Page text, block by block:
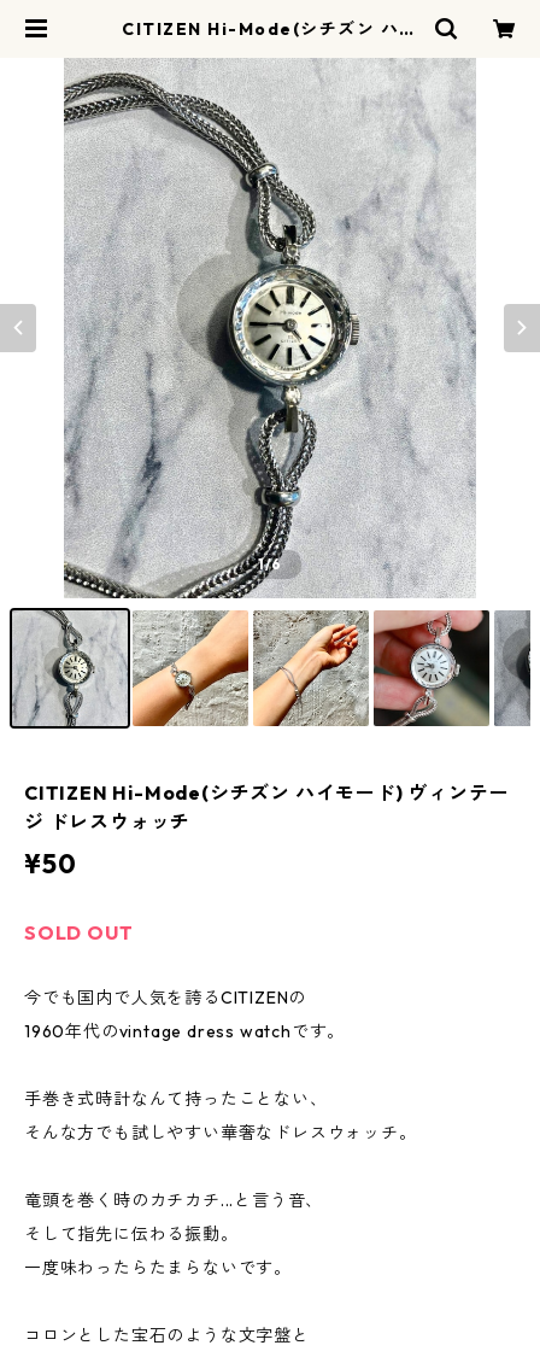
CITIZEN Hi-Mode(シチズン ハイ
チ | リリアルロン - ririalerond |
ヴィンテージウォッチ 時計店
1/6
CITIZEN Hi-Mode(シチズン ハイモード) ヴィンテー
ジ ドレスウォッチ
¥50
SOLD OUT
今でも国内で人気を誇るCITIZENの
1960年代のvintage dress watchです。
手巻き式時計なんて持ったことない、
そんな方でも試しやすい華奢なドレスウォッチ。
竜頭を巻く時のカチカチ...と言う音、
そして指先に伝わる振動。
一度味わったらたまらないです。
コロンとした宝石のような文字盤と